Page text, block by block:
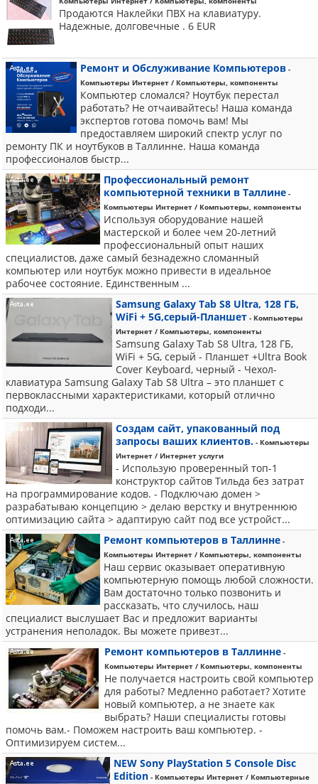
Продаются Наклейки ПВХ на клавиатуру.
Надежные, долговечные . 6 EUR
Ремонт и Обслуживание Компьютеров -
Компьютеры Интернет / Компьютеры, компоненты
Компьютер сломался? Ноутбук перестал
работать? Не отчаивайтесь! Наша команда
экспертов готова помочь вам! Мы
предоставляем широкий спектр услуг по
ремонту ПК и ноутбуков в Таллинне. Наша команда
профессионалов быстр...
Профессиональный ремонт
компьютерной техники в Таллине -
Компьютеры Интернет / Компьютеры, компоненты
Используя оборудование нашей
мастерской и более чем 20-летний
профессиональный опыт наших
специалистов, даже самый безнадежно сломанный
компьютер или ноутбук можно привести в идеальное
рабочее состояние. Единственным ...
Samsung Galaxy Tab S8 Ultra, 128 ГБ,
WiFi + 5G,серый-Планшет - Компьютеры
Интернет / Компьютеры, компоненты
Samsung Galaxy Tab S8 Ultra, 128 ГБ,
WiFi + 5G, серый - Планшет +Ultra Book
Cover Keyboard, черный - Чехол-
клавиатура Samsung Galaxy Tab S8 Ultra – это планшет с
первоклассными характеристиками, который отлично
подходи...
Создам сайт, упакованный под
запросы ваших клиентов. - Компьютеры
Интернет / Интернет услуги
- Использую проверенный топ-1
конструктор сайтов Тильда без затрат
на программирование кодов. - Подключаю домен >
разрабатываю концепцию > делаю верстку и внутреннюю
оптимизацию сайта > адаптирую сайт под все устройст...
Ремонт компьютеров в Таллинне -
Компьютеры Интернет / Компьютеры, компоненты
Наш сервис оказывает оперативную
компьютерную помощь любой сложности.
Вам достаточно только позвонить и
рассказать, что случилоcь, наш
специалист выслушает Вас и предложит варианты
устранения неполадок. Вы можете привезт...
Ремонт компьютеров в Таллинне -
Компьютеры Интернет / Компьютеры, компоненты
Не получается настроить свой компьютер
для работы? ​Медленно работает? ​Хотите
новый компьютер, а не знаете как
выбрать?​ Наши специалисты готовы
помочь вам.​ ​ - Поможем настроить ваш компьютер. -
Оптимизируем систем...
NEW Sony PlayStation 5 Console Disc
Edition - Компьютеры Интернет / Компьютерные